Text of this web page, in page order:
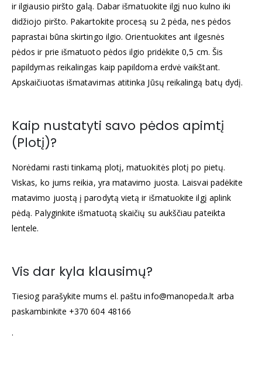
ir ilgiausio piršto galą. Dabar išmatuokite ilgį nuo kulno iki
didžiojo piršto. Pakartokite procesą su 2 pėda, nes pėdos
paprastai būna skirtingo ilgio. Orientuokites ant ilgesnės
pėdos ir prie išmatuoto pėdos ilgio pridėkite 0,5 cm. Šis
papildymas reikalingas kaip papildoma erdvė vaikštant.
Apskaičiuotas išmatavimas atitinka Jūsų reikalingą batų dydį.
Kaip nustatyti savo pėdos apimtį
(Plotį)?
Norėdami rasti tinkamą plotį, matuokitės plotį po pietų.
Viskas, ko jums reikia, yra matavimo juosta. Laisvai padėkite
matavimo juostą į parodytą vietą ir išmatuokite ilgį aplink
pėdą. Palyginkite išmatuotą skaičių su aukščiau pateikta
lentele.
Vis dar kyla klausimų?
Tiesiog parašykite mums el. paštu info@manopeda.lt arba
paskambinkite +370 604 48166
.